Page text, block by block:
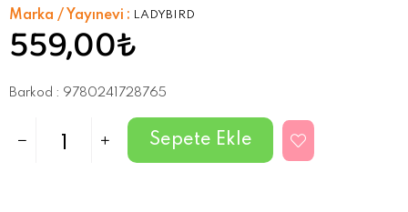
Marka / Yayınevi : LADYBIRD
559,00₺
Barkod : 9780241728765